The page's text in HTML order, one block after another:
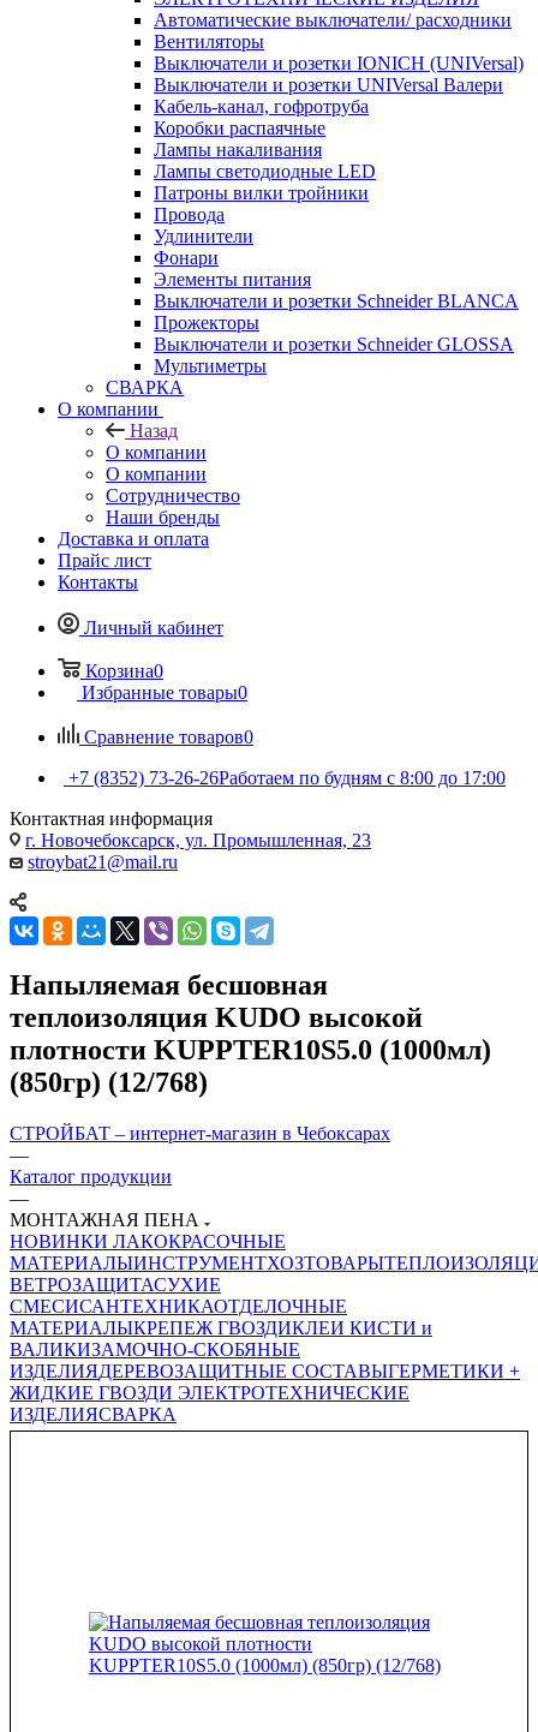
Автоматические выключатели/ расходники
Вентиляторы
Выключатели и розетки IONICH (UNIVersal)
Выключатели и розетки UNIVersal Валери
Кабель-канал, гофротруба
Коробки распаячные
Лампы накаливания
Лампы светодиодные LED
Патроны вилки тройники
Провода
Удлинители
Фонари
Элементы питания
Выключатели и розетки Schneider BLANCA
Прожекторы
Выключатели и розетки Schneider GLOSSA
Мультиметры
СВАРКА
О компании
Назад
О компании
О компании
Сотрудничество
Наши бренды
Доставка и оплата
Прайс лист
Контакты
Личный кабинет
Корзина0
Избранные товары0
Сравнение товаров0
+7 (8352) 73-26-26Работаем по будням с 8:00 до 17:00
Контактная информация
г. Новочебоксарск, ул. Промышленная, 23
stroybat21@mail.ru
Напыляемая бесшовная
теплоизоляция KUDO высокой
плотности KUPPTER10S5.0 (1000мл)
(850гр) (12/768)
СТРОЙБАТ – интернет-магазин в Чебоксарах
—
Каталог продукции
—
МОНТАЖНАЯ ПЕНА
НОВИНКИ ЛАКОКРАСОЧНЫЕ
МАТЕРИАЛЫИНСТРУМЕНТХОЗТОВАРЫ
ВЕТРОЗАЩИТАСУХИЕ
СМЕСИСАНТЕХНИКАОТДЕЛОЧНЫЕ
МАТЕРИАЛЫКРЕПЕЖ ГВОЗДИКЛЕИ КИСТИ и
ВАЛИКИЗАМОЧНО-СКОБЯНЫЕ
ИЗДЕЛИЯДЕРЕВОЗАЩИТНЫЕ СОСТАВЫГЕРМЕТИКИ +
ЖИДКИЕ ГВОЗДИ ЭЛЕКТРОТЕХНИЧЕСКИЕ
ИЗДЕЛИЯСВАРКА